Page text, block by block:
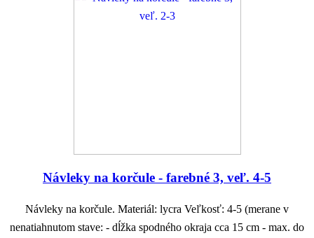
Návleky na korčule - farebné 3, veľ. 4-5
Návleky na korčule. Materiál: lycra Veľkosť: 4-5 (merane v
nenatiahnutom stave: - dĺžka spodného okraja cca 15 cm - max. do